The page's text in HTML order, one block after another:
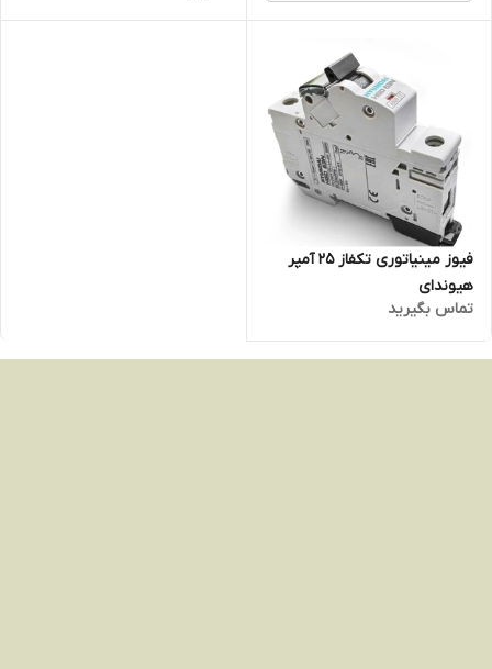
فیوز مینیاتوری تکفاز 25 آمپر
هیوندای
تماس بگیرید